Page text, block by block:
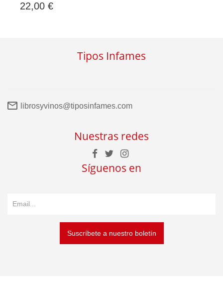
22,00 €
Tipos Infames
librosyvinos@tiposinfames.com
Nuestras redes
Síguenos en
Suscríbete a nuestro boletín